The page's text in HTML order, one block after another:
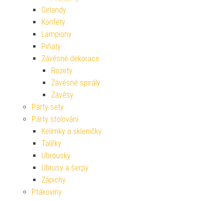
Girlandy
Konfety
Lampiony
Piňaty
Závěsné dekorace
Rozety
Závěsné spirály
Závěsy
Párty sety
Párty stolování
Kelímky a skleničky
Talířky
Ubrousky
Ubrusy a šerpy
Zápichy
Ptákoviny